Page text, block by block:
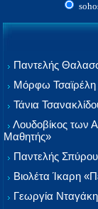
Παντελής
Μόρφω Τσαϊρέλη
Τάνια
Λουδοβίκος των
Μαθητής»
Παντελής Σπύρου
Βιολέτα Ίκαρη
Γεωργία